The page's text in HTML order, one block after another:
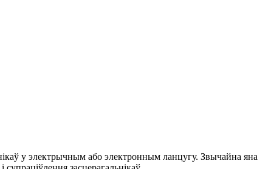
у электрычным або электронным ланцугу. Звычайна яна